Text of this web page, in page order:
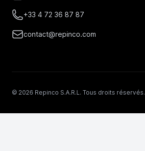
+33 4 72 36 87 87
contact@repinco.com
© 2026 Repinco S.A.R.L. Tous droits réservés.